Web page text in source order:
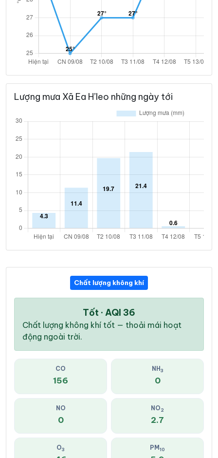
Lượng mưa Xã Ea H’leo những ngày tới
Chất lượng không khí
Tốt · AQI 36
Chất lượng không khí tốt — thoải mái hoạt
động ngoài trời.
CO
156
NH 3
0
NO
0
NO2
2.7
O3 PM 10